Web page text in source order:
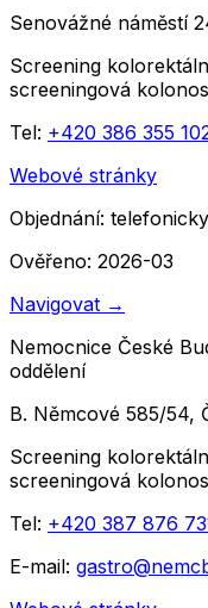
Senovážné náměstí
Screening
screeningová
Tel: +420 386 355
Webové stránky
Objednání:
Ověřeno: 2026-03
Navigovat →
Nemocnice České
oddělení
B. Němcové 585/54,
Screening
screeningová
Tel: +420 387 876
E-mail: